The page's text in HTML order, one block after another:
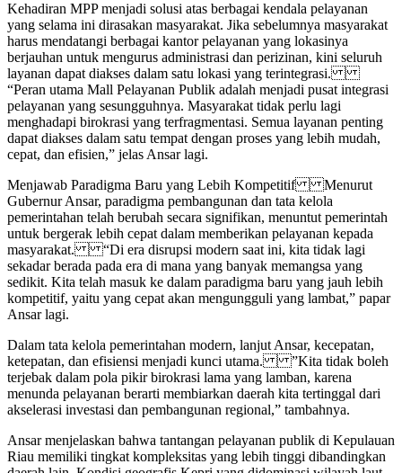
Kehadiran MPP menjadi solusi atas berbagai kendala pelayanan
yang selama ini dirasakan masyarakat. Jika sebelumnya masyarakat
harus mendatangi berbagai kantor pelayanan yang lokasinya
berjauhan untuk mengurus administrasi dan perizinan, kini seluruh
layanan dapat diakses dalam satu lokasi yang terintegrasi.
“Peran utama Mall Pelayanan Publik adalah menjadi pusat integrasi
pelayanan yang sesungguhnya. Masyarakat tidak perlu lagi
menghadapi birokrasi yang terfragmentasi. Semua layanan penting
dapat diakses dalam satu tempat dengan proses yang lebih mudah,
cepat, dan efisien,” jelas Ansar lagi.
Menjawab Paradigma Baru yang Lebih Kompetitif Menurut
Gubernur Ansar, paradigma pembangunan dan tata kelola
pemerintahan telah berubah secara signifikan, menuntut pemerintah
untuk bergerak lebih cepat dalam memberikan pelayanan kepada
masyarakat. “Di era disrupsi modern saat ini, kita tidak lagi
sekadar berada pada era di mana yang banyak memangsa yang
sedikit. Kita telah masuk ke dalam paradigma baru yang jauh lebih
kompetitif, yaitu yang cepat akan mengungguli yang lambat,” papar
Ansar lagi.
Dalam tata kelola pemerintahan modern, lanjut Ansar, kecepatan,
ketepatan, dan efisiensi menjadi kunci utama. ”Kita tidak boleh
terjebak dalam pola pikir birokrasi lama yang lamban, karena
menunda pelayanan berarti membiarkan daerah kita tertinggal dari
akselerasi investasi dan pembangunan regional,” tambahnya.
Ansar menjelaskan bahwa tantangan pelayanan publik di Kepulauan
Riau memiliki tingkat kompleksitas yang lebih tinggi dibandingkan